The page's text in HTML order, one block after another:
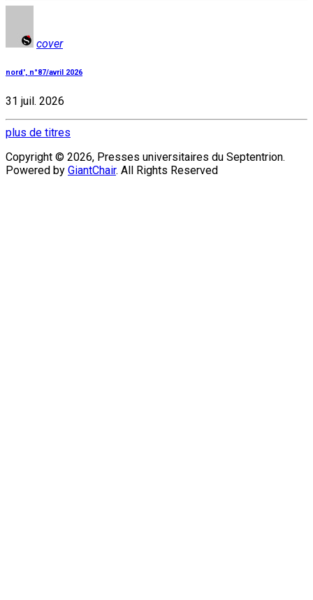
cover
nord', n°87/avril 2026
31 juil. 2026
plus de titres
Copyright © 2026, Presses universitaires du Septentrion.
Powered by GiantChair. All Rights Reserved